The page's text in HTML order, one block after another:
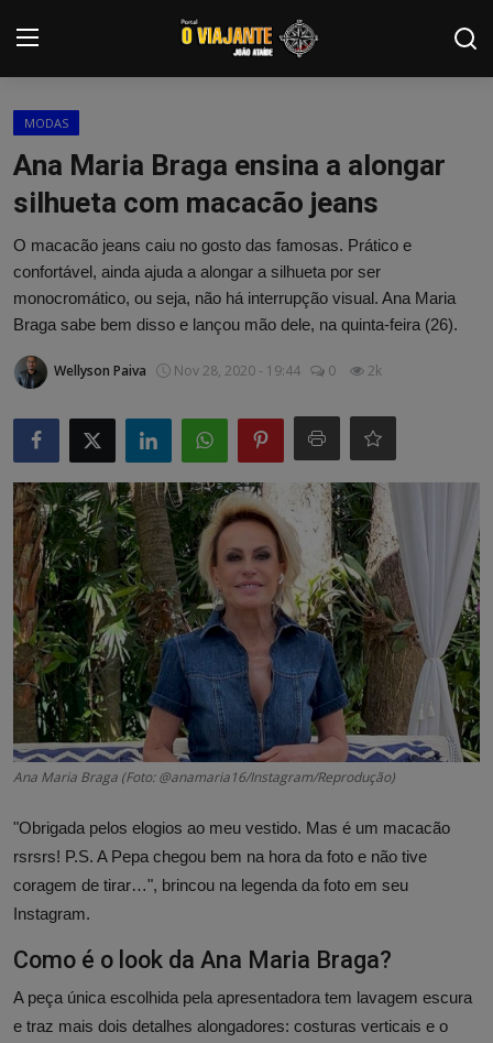
ARTIGOS
NOTÍCIAS
PODCASTS
GALERIA DE FOTOS
MODAS
Ana Maria Braga ensina a alongar
silhueta com macacão jeans
O macacão jeans caiu no gosto das famosas. Prático e
confortável, ainda ajuda a alongar a silhueta por ser
monocromático, ou seja, não há interrupção visual. Ana Maria
Braga sabe bem disso e lançou mão dele, na quinta-feira (26).
Wellyson Paiva Nov 28, 2020 - 19:44 0 2k
Ana Maria Braga (Foto: @anamaria16/Instagram/Reprodução)
"Obrigada pelos elogios ao meu vestido. Mas é um macacão
rsrsrs! P.S. A Pepa chegou bem na hora da foto e não tive
coragem de tirar…", brincou na legenda da foto em seu
Instagram.
Como é o look da Ana Maria Braga?
A peça única escolhida pela apresentadora tem lavagem escura
e traz mais dois detalhes alongadores: costuras verticais e o